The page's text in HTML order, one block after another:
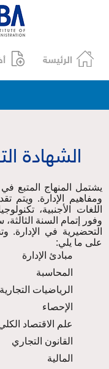
الرئيسة
الشهادة
يشتمل المنهاج المتبع
ومفاهيم الإدارة. ويتم
اللغات الأجنبية،
وفور إتمام السنة
التحضيرية في الإدارة.
على ما يلي:
مبادئ الإدارة
المحاسبة
الرياضيات التجارية
الإحصاء
علم الاقتصاد
القانون التجاري
المالية